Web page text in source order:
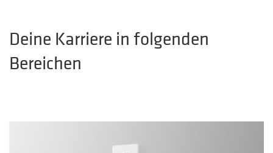
Deine Karriere in folgenden
Bereichen